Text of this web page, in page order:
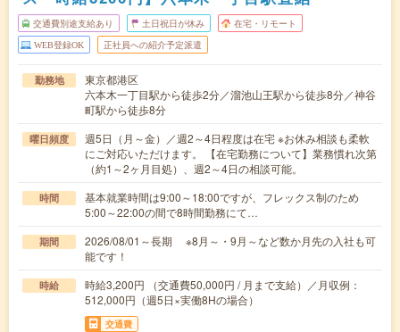
交通費別途支給あり 土日祝日が休み 在宅・リモート
WEB登録OK 正社員への紹介予定派遣
勤務地
東京都港区
六本木一丁目駅から徒歩2分／溜池山王駅から徒歩8分／神谷
町駅から徒歩8分
曜日頻度
週5日（月～金）／週2～4日程度は在宅 ※お休み相談も柔軟
にご対応いただけます。 【在宅勤務について】業務慣れ次第
（約1～2ヶ月目処）、週2～4日の相談可能。
時間
基本就業時間は9:00～18:00ですが、フレックス制のため
5:00～22:00の間で8時間勤務にて…
期間
2026/08/01～長期 ※8月～・9月～など数か月先の入社も可
能です！
時給
時給3,200円 （交通費50,000円 / 月まで支給）／月収例：
512,000円（週5日×実働8Hの場合）
交通費